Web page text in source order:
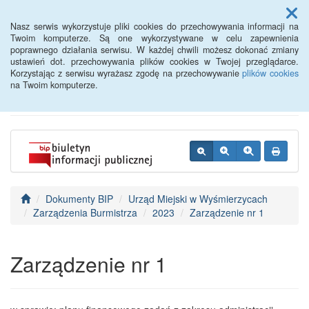
Nasz serwis wykorzystuje pliki cookies do przechowywania informacji na
Twoim komputerze. Są one wykorzystywane w celu zapewnienia
poprawnego działania serwisu. W każdej chwili możesz dokonać zmiany
ustawień dot. przechowywania plików cookies w Twojej przeglądarce.
Korzystając z serwisu wyrażasz zgodę na przechowywanieplików cookies
na Twoim komputerze.
Menu
BIP - Urząd Miejski
Wyśmierzyce
Dokumenty BIP
Urząd Miejski w Wyśmierzycach
Zarządzenia Burmistrza
2023 Zarządzenie nr 1
Zarządzenie nr 1